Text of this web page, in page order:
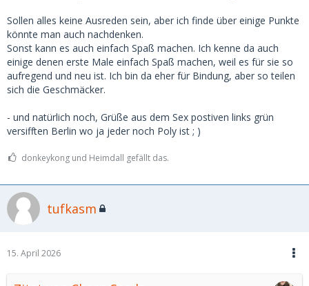
Sollen alles keine Ausreden sein, aber ich finde über einige Punkte
könnte man auch nachdenken.
Sonst kann es auch einfach Spaß machen. Ich kenne da auch
einige denen erste Male einfach Spaß machen, weil es für sie so
aufregend und neu ist. Ich bin da eher für Bindung, aber so teilen
sich die Geschmäcker.
- und natürlich noch, Grüße aus dem Sex postiven links grün
versifften Berlin wo ja jeder noch Poly ist ; )
donkeykong und Heimdall gefällt das.
tufkasm
15. April 2026